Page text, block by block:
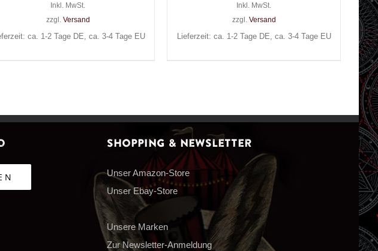
Inkl. MwSt.
zzgl. Versand
ca. 1-2 Tage DE, ca. 3-4 Tage EU
Inkl. MwSt.
zzgl. Versand
Lieferzeit: ca. 1-2 Tage DE, ca. 3-4 Tage EU
Shopping & Newsletter
Unser Amazon-Store
Unser Ebay-Store
Unsere Marken
Zur Newsletter-Anmeldung